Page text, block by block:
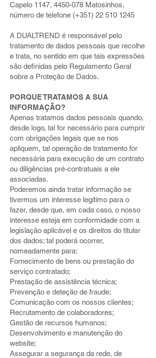
Capelo 1147, 4450-078 Matosinhos,
número de telefone (+351) 22 510 1245
A DUALTREND é responsável pelo
tratamento de dados pessoais que recolhe
e trata, no sentido em que tais expressões
são definidas pelo Regulamento Geral
sobre a Proteção de Dados.
PORQUE TRATAMOS A SUA
INFORMAÇÃO?
Apenas tratamos dados pessoais quando,
desde logo, tal for necessário para cumprir
com obrigações legais que se nos
apliquem, tal operação de tratamento for
necessária para execução de um contrato
ou diligências pré-contratuais a ele
associadas.
Poderemos ainda tratar informação se
tivermos um interesse legítimo para o
fazer, desde que, em cada caso, o nosso
interesse esteja em conformidade com a
legislação aplicável e os direitos do titular
dos dados; tal poderá ocorrer,
nomeadamente para:
Fornecimento de bens ou prestação do
serviço contratado;
Prestação de assistência técnica;
Prevenção e deteção de fraude;
Comunicação com os nossos clientes;
Recrutamento de colaboradores;
Gestão de recursos humanos;
Desenvolvimento e manutenção do
website;
Assegurar a segurança da rede, de